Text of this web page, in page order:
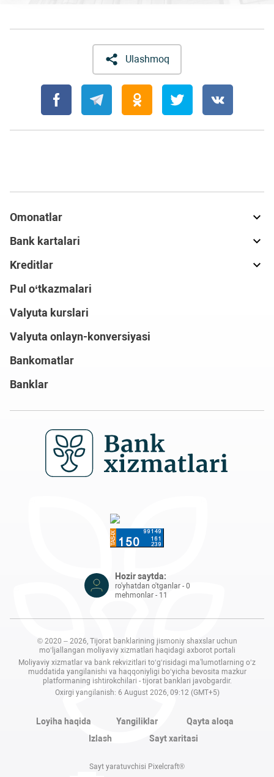
Ulashmoq
Omonatlar
Bank kartalari
Kreditlar
Pul o‘tkazmalari
Valyuta kurslari
Valyuta onlayn-konversiyasi
Bankomatlar
Banklar
Hozir saytda:
ro'yhatdan o'tganlar - 0
mehmonlar - 11
© 2020 – 2026, Tijorat banklarining jismoniy shaxslar uchun
mo‘ljallangan moliyaviy xizmatlari haqidagi axborot portali
Moliyaviy xizmatlar va bank rekvizitlari to‘g‘risidagi ma'lumotlarning o‘z
muddatida yangilanishi va haqqoniyligi bo‘yicha bevosita mazkur
platformaning ishtirokchilari - tijorat banklari javobgardir.
Oxirgi yangilanish: 6 August 2026, 09:12 (GMT+5)
Loyiha haqida Yangiliklar
Qayta aloqa
Izlash
Sayt xaritasi
Sayt yaratuvchisi Pixelcraft®